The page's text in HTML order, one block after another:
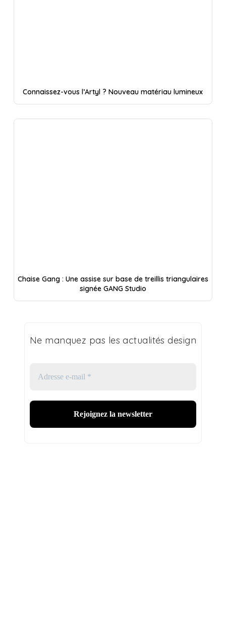
Connaissez-vous l’Artyl ? Nouveau matériau lumineux
Chaise Gang : Une assise sur base de treillis triangulaires
signée GANG Studio
Ne manquez pas les actualités design